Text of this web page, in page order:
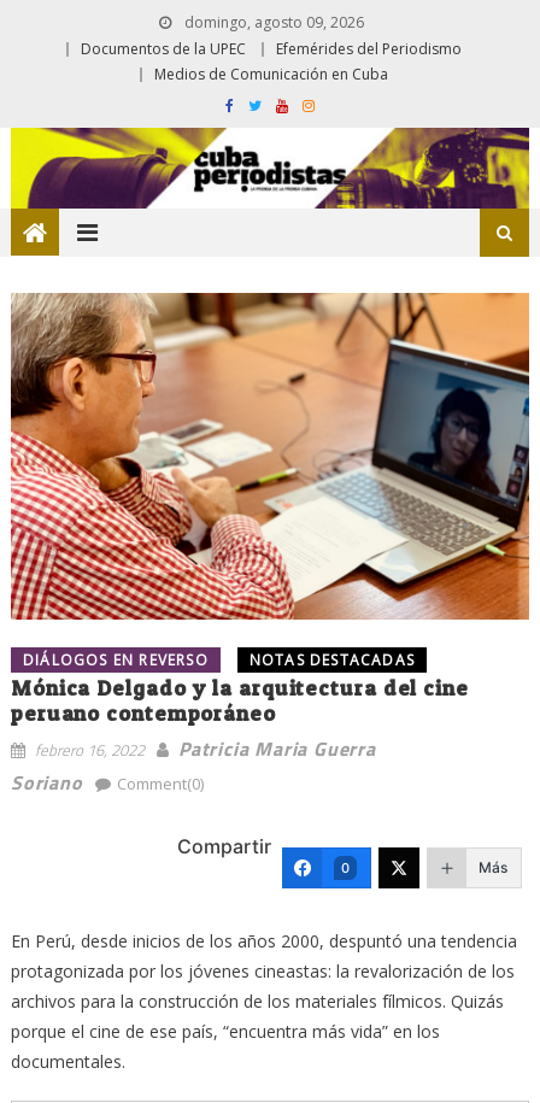
domingo, agosto 09, 2026
Documentos de la UPEC
Efemérides del Periodismo
Medios de Comunicación en Cuba
DIÁLOGOS EN REVERSO NOTAS DESTACADAS
Mónica Delgado y la arquitectura del cine
peruano contemporáneo
febrero 16, 2022
Patricia Maria Guerra
Soriano
Comment(0)
Compartir
0 Más
En Perú, desde inicios de los años 2000, despuntó una tendencia
protagonizada por los jóvenes cineastas: la revalorización de los
archivos para la construcción de los materiales fílmicos. Quizás
porque el cine de ese país, “encuentra más vida” en los
documentales.